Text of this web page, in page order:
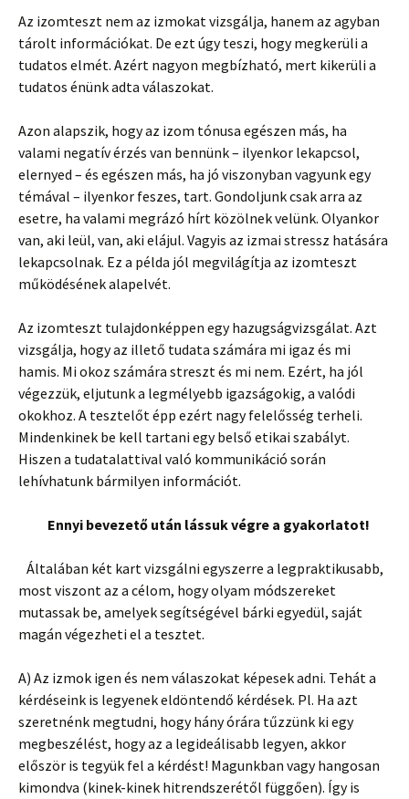
Az izomteszt nem az izmokat vizsgálja, hanem az agyban
tárolt információkat. De ezt úgy teszi, hogy megkerüli a
tudatos elmét. Azért nagyon megbízható, mert kikerüli a
tudatos énünk adta válaszokat.
Azon alapszik, hogy az izom tónusa egészen más, ha
valami negatív érzés van bennünk – ilyenkor lekapcsol,
elernyed – és egészen más, ha jó viszonyban vagyunk egy
témával – ilyenkor feszes, tart. Gondoljunk csak arra az
esetre, ha valami megrázó hírt közölnek velünk. Olyankor
van, aki leül, van, aki elájul. Vagyis az izmai stressz hatására
lekapcsolnak. Ez a példa jól megvilágítja az izomteszt
működésének alapelvét.
Az izomteszt tulajdonképpen egy hazugságvizsgálat. Azt
vizsgálja, hogy az illető tudata számára mi igaz és mi
hamis. Mi okoz számára streszt és mi nem. Ezért, ha jól
végezzük, eljutunk a legmélyebb igazságokig, a valódi
okokhoz. A tesztelőt épp ezért nagy felelősség terheli.
Mindenkinek be kell tartani egy belső etikai szabályt.
Hiszen a tudatalattival való kommunikáció során
lehívhatunk bármilyen információt.
Ennyi bevezető után lássuk végre a gyakorlatot!
Általában két kart vizsgálni egyszerre a legpraktikusabb,
most viszont az a célom, hogy olyam módszereket
mutassak be, amelyek segítségével bárki egyedül, saját
magán végezheti el a tesztet.
A) Az izmok igen és nem válaszokat képesek adni. Tehát a
kérdéseink is legyenek eldöntendő kérdések. Pl. Ha azt
szeretnénk megtudni, hogy hány órára tűzzünk ki egy
megbeszélést, hogy az a legideálisabb legyen, akkor
először is tegyük fel a kérdést! Magunkban vagy hangosan
kimondva (kinek-kinek hitrendszerétől függően). Így is